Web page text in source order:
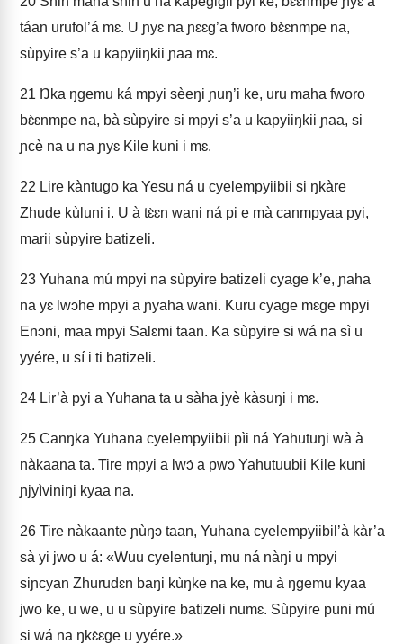
táan urufol’á mɛ. U ɲyɛ na ɲɛɛg’a fworo bɛ̀ɛnmpe na,
sùpyire s’a u kapyiiŋkii ɲaa mɛ.
21 Ŋka ŋgemu ká mpyi sèeŋi ɲuŋ’i ke, uru maha fworo
bɛ̀ɛnmpe na, bà sùpyire si mpyi s’a u kapyiiŋkii ɲaa, si
ɲcè na u na ɲyɛ Kile kuni i mɛ.
22 Lire kàntugo ka Yesu ná u cyelempyiibii si ŋkàre
Zhude kùluni i. U à tɛ̀ɛn wani ná pi e mà canmpyaa pyi,
marii sùpyire batizeli.
23 Yuhana mú mpyi na sùpyire batizeli cyage k’e, ɲaha
na yɛ lwɔhe mpyi a ɲyaha wani. Kuru cyage mɛge mpyi
Enɔni, maa mpyi Salɛmi taan. Ka sùpyire si wá na sì u
yyére, u sí i ti batizeli.
24 Lir’à pyi a Yuhana ta u sàha jyè kàsuŋi i mɛ.
25 Canŋka Yuhana cyelempyiibii pìi ná Yahutuŋi wà à
nàkaana ta. Tire mpyi a lwɔ́ a pwɔ Yahutuubii Kile kuni
ɲjyìviniŋi kyaa na.
26 Tire nàkaante ɲùŋɔ taan, Yuhana cyelempyiibil’à kàr’a
sà yi jwo u á: «Wuu cyelentuŋi, mu ná nàŋi u mpyi
siɲcyan Zhurudɛn baŋi kùŋke na ke, mu à ŋgemu kyaa
jwo ke, u we, u u sùpyire batizeli numɛ. Sùpyire puni mú
si wá na ŋkɛ̀ɛge u yyére.»